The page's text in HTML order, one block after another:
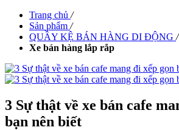
Trang chủ /
Sản phẩm /
QUẦY KỆ BÁN HÀNG DI ĐỘNG /
Xe bán hàng lắp rắp
3 Sự thật về xe bán cafe
bạn nên biết